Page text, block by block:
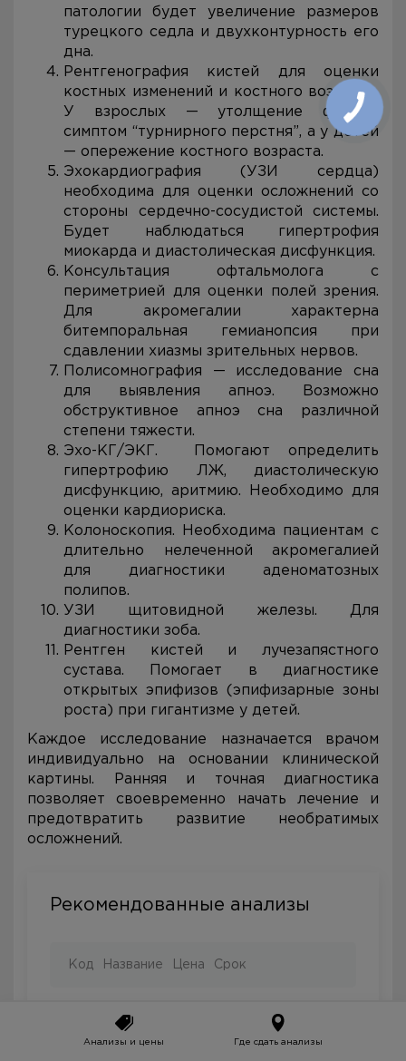
патологии будет увеличение размеров
турецкого седла и двухконтурность его
дна.
Рентгенография кистей для оценки
костных изменений и костного возраста.
У взрослых — утолщение фаланг,
симптом “турнирного перстня”, а у детей
— опережение костного возраста.
Эхокардиография (УЗИ сердца)
необходима для оценки осложнений со
стороны сердечно-сосудистой системы.
Будет наблюдаться гипертрофия
миокарда и диастолическая дисфункция.
Консультация офтальмолога с
периметрией для оценки полей зрения.
Для акромегалии характерна
битемпоральная гемианопсия при
сдавлении хиазмы зрительных нервов.
Полисомнография — исследование сна
для выявления апноэ. Возможно
обструктивное апноэ сна различной
степени тяжести.
Эхо-КГ/ЭКГ. Помогают определить
гипертрофию ЛЖ, диастолическую
дисфункцию, аритмию. Необходимо для
оценки кардиориска.
Колоноскопия. Необходима пациентам с
длительно нелеченной акромегалией
для диагностики аденоматозных
полипов.
УЗИ щитовидной железы. Для
диагностики зоба.
Рентген кистей и лучезапястного
сустава. Помогает в диагностике
открытых эпифизов (эпифизарные зоны
роста) при гигантизме у детей.
Каждое исследование назначается врачом
индивидуально на основании клинической
картины. Ранняя и точная диагностика
позволяет своевременно начать лечение и
предотвратить развитие необратимых
осложнений.
Рекомендованные анализы
Код Название Цена Срок
Пакет анализов: "Биохимический
скрининг"
Анализы и цены Где сдать анализы